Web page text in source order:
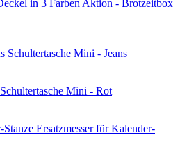
Aktion - Brotzeitbox
Schultertasche Mini - Jeans
Schultertasche Mini - Rot
Ersatzmesser für Kalender-